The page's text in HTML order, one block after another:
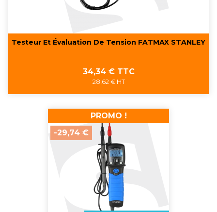
Testeur Et Évaluation De Tension FATMAX STANLEY
Prix
34,34 € TTC
28,62 € HT
PROMO !
-29,74 €